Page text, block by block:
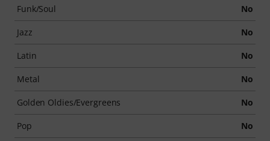
Funk/Soul No
Jazz No
Latin No
Metal No
Golden Oldies/Evergreens No
Pop No